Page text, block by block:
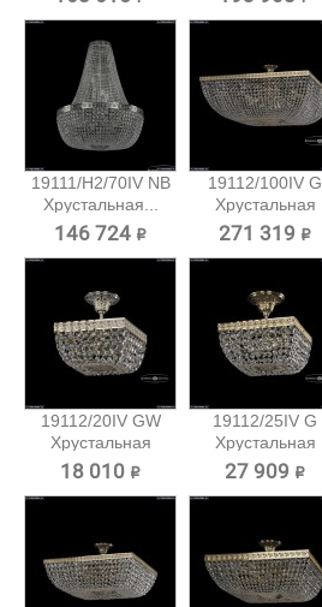
19111/H2/70IV NB
Хрустальная...
146 724 ₽
19112/100IV G
Хрустальная
потолочная...
271 319 ₽
19112/20IV GW
Хрустальная
потолочная...
18 010 ₽
19112/25IV G
Хрустальная
потолочная...
27 909 ₽